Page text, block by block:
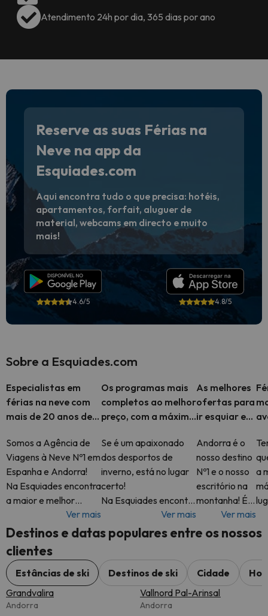
Atendimento 24h por dia, 365 dias por ano
Reserve as suas Férias na
Neve na app da
Esquiades.com
Aqui encontra tudo o que precisa: hotéis,
apartamentos, forfait, aluguer de
material, webcams em directo e muito
mais!
4.6/5 4.8/5
Sobre a Esquiades.com
Especialistas em
férias na neve com
mais de 20 anos de
Somos a Agência de
Viagens à Neve Nº1 em
Espanha e Andorra!
Na Esquiades encontra
a maior e melhor
seleção de Férias na
Neve. Os nossos
principais destinos em
A
Ver mais
Os programas mais
completos ao melhor
preço, com a máxima
assistência 24h
Se é um apaixonado
dos desportos de
inverno, está no lugar
certo!
Na Esquiades encontra
programas de ski, com
forfait incluído a um
preço imbatível!
Ver mais
As melhores
ofertas para
ir esquiar em
Andorra e
Alpes
Andorra é o
nosso destino
Nº1 e o nosso
escritório na
montanha! É
por isso que
irá encontrar
ski em
Andorra ao
preço mais
competitivo
Ver mais
a
Destinos e datas populares entre os nossos
clientes
Estâncias de ski Destinos de ski Cidade
Grandvalira
Andorra
Vallnord Pal-Arinsal
Andorra